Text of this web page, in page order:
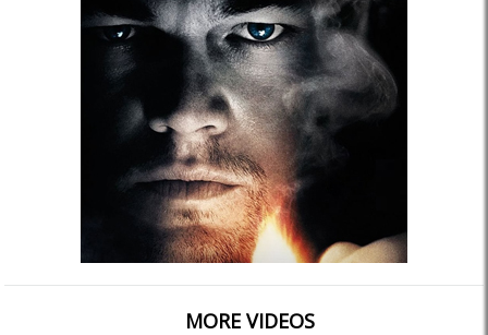
MORE VIDEOS